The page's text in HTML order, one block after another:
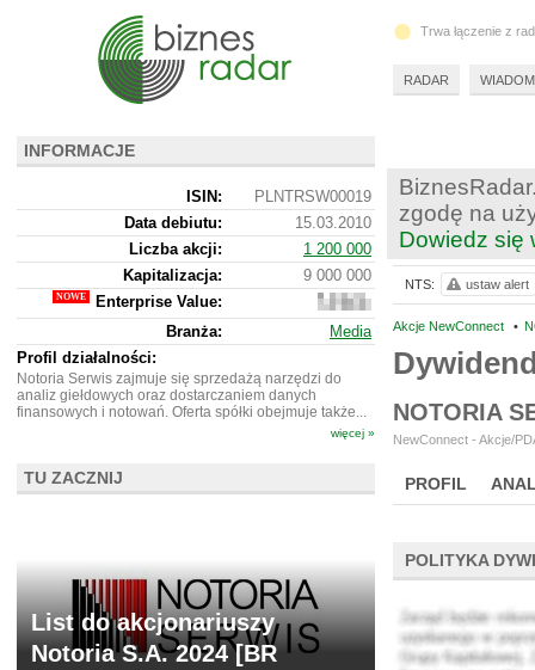
zgodę na
Dowiedz się
Akcje NewConnect •
NOTORIA
NewConnect - Akcje/
PROFIL
POLITYKA
NTS: ustaw alert
INFORMACJE
ISIN:
PLNTRSW00019
Data debiutu:
15.03.2010
Liczba akcji:
1 200 000
Kapitalizacja:
9 000 000
Enterprise Value:
8
744
000
Branża:
Media
Profil działalności:
Notoria Serwis zajmuje się sprzedażą narzędzi do
analiz giełdowych oraz dostarczaniem danych
finansowych i notowań. Oferta spółki obejmuje także...
więcej »
TU ZACZNIJ
List do akcjonariuszy
Notoria S.A. 2024 [BR
Trwa łączenie z
RADAR